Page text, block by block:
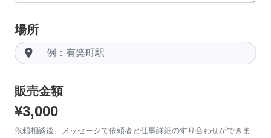
場所
room
販売金額
¥3,000
依頼相談後、メッセージで依頼者と仕事詳細のすり合わせができま